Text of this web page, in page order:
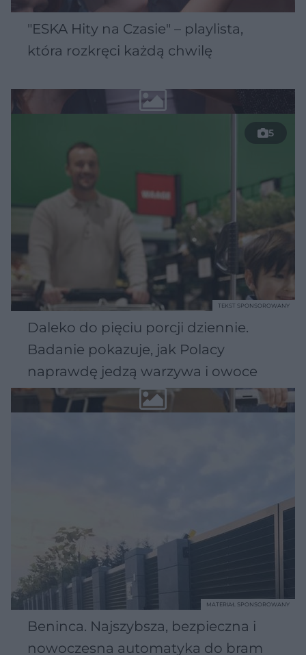
"ESKA Hity na Czasie" – playlista,
która rozkręci każdą chwilę
5
Daleko do pięciu porcji dziennie.
Badanie pokazuje, jak Polacy
naprawdę jedzą warzywa i owoce
TEKST SPONSOROWANY
Beninca. Najszybsza, bezpieczna i
nowoczesna automatyka do bram
MATERIAŁ SPONSOROWANY